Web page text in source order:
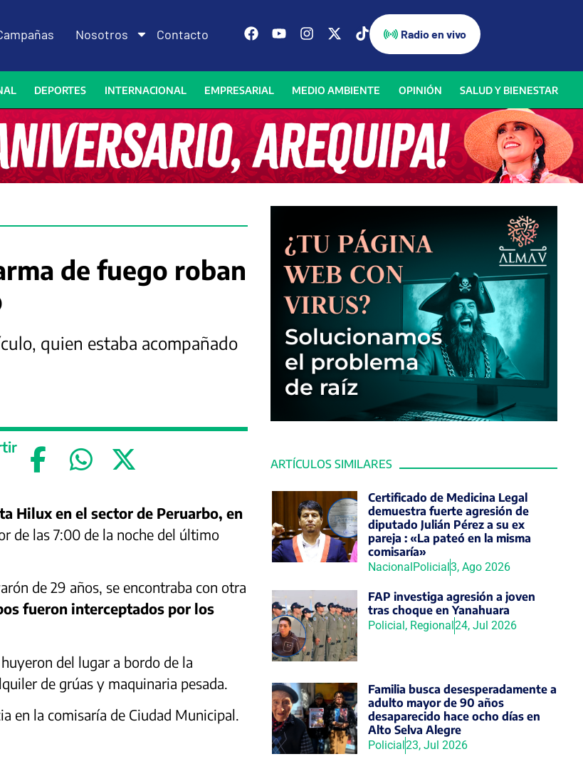
Nosotros Contacto Radio en vivo
DEPORTES INTERNACIONAL EMPRESARIAL MEDIO AMBIENTE OPINIÓN SALUD Y BIENESTAR
ARTÍCULOS SIMILARES
Certificado de Medicina Legal
demuestra fuerte agresión de
diputado Julián Pérez a su ex
pareja : «La pateó en la misma
comisaría»
NacionalPolicial3, Ago 2026
FAP investiga agresión a joven
tras choque en Yanahuara
Policial, Regional24, Jul 2026
Familia busca desesperadamente a
adulto mayor de 90 años
desaparecido hace ocho días en
Alto Selva Alegre
Policial23, Jul 2026
de fuego roban
quien estaba acompañado
Hilux en el sector de Peruarbo, en
de las 7:00 de la noche del último
de 29 años, se encontraba con otra
fueron interceptados por los
del lugar a bordo de la
de grúas y maquinaria pesada.
en la comisaría de Ciudad Municipal.